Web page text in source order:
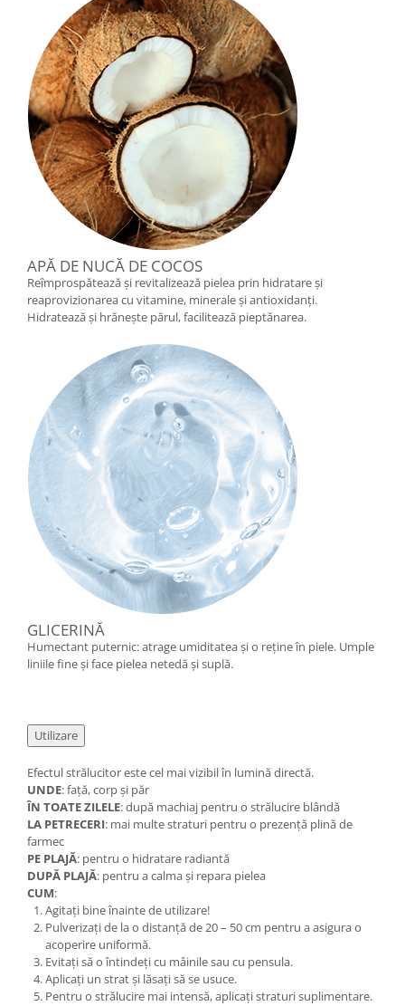
APĂ DE NUCĂ DE COCOS
Reîmprospătează și revitalizează pielea prin hidratare și
reaprovizionarea cu vitamine, minerale și antioxidanți.
Hidratează și hrănește părul, facilitează pieptănarea.
GLICERINĂ
Humectant puternic: atrage umiditatea și o reține în piele. Umple
liniile fine și face pielea netedă și suplă.
Utilizare
Efectul strălucitor este cel mai vizibil în lumină directă.
UNDE: față, corp și păr
ÎN TOATE ZILELE: după machiaj pentru o strălucire blândă
LA PETRECERI: mai multe straturi pentru o prezență plină de
farmec
PE PLAJĂ: pentru o hidratare radiantă
DUPĂ PLAJĂ: pentru a calma și repara pielea
CUM:
Agitați bine înainte de utilizare!
Pulverizați de la o distanță de 20 – 50 cm pentru a asigura o
acoperire uniformă.
Evitați să o întindeți cu mâinile sau cu pensula.
Aplicați un strat și lăsați să se usuce.
Pentru o strălucire mai intensă, aplicați straturi suplimentare.